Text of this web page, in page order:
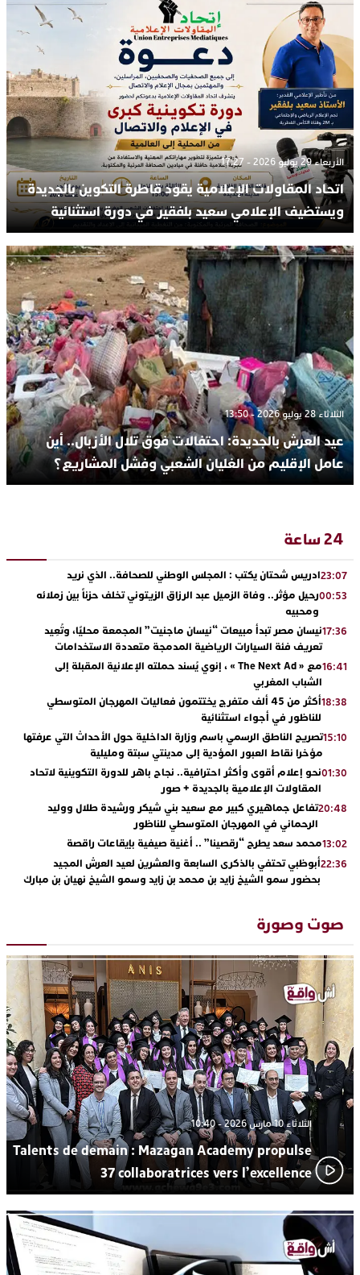
الأربعاء 29 يوليو 2026 - 17:27
اتحاد المقاولات الإعلامية يقود قاطرة التكوين بالجديدة
ويستضيف الإعلامي سعيد بلفقير في دورة استثنائية
الثلاثاء 28 يوليو 2026 - 13:50
عيد العرش بالجديدة: احتفالات فوق تلال الأزبال.. أين
عامل الإقليم من الغليان الشعبي وفشل المشاريع؟
24 ساعة
23:07ادريس شحتان يكتب : المجلس الوطني للصحافة.. الذي نريد
00:53رحيل مؤثر.. وفاة الزميل عبد الرزاق الزيتوني تخلف حزناً بين زملائه
ومحبيه
17:36نيسان مصر تبدأ مبيعات “نيسان ماجنيت” المجمعة محليًا، وتُعِيد
تعريف فئة السيارات الرياضية المدمجة متعددة الاستخدامات
16:41
مع « The Next Ad » ، إنوي يُسند حملته الإعلانية المقبلة إلى
الشباب المغربي
18:38
أكثر من 45 ألف متفرج يختتمون فعاليات المهرجان المتوسطي
للناظور في أجواء استثنائية
15:10تصريح الناطق الرسمي باسم وزارة الداخلية حول الأحداث التي عرفتها
مؤخرا نقاط العبور المؤدية إلى مدينتي سبتة ومليلية
01:30نحو إعلام أقوى وأكثر احترافية.. نجاح باهر للدورة التكوينية لاتحاد
المقاولات الإعلامية بالجديدة + صور
20:48تفاعل جماهيري كبير مع سعيد بني شيكر ورشيدة طلال ووليد
الرحماني في المهرجان المتوسطي للناظور
13:02محمد سعد يطرح “رقصينا” .. أغنية صيفية بإيقاعات راقصة
22:36أبوظبي تحتفي بالذكرى السابعة والعشرين لعيد العرش المجيد
بحضور سمو الشيخ زايد بن محمد بن زايد وسمو الشيخ نهيان بن مبارك
“كوفرة فالغيس”
19:11يقظة أمنية تنهي كابوس الفتاة القاصر: كواليس مثيرة لعملية تحرير
17:27 اتحاد المقاولات الإعلامية يقود قاطرة التكوين بالجديدة ويستضيف
الإعلامي سعيد بلفقير في دورة استثنائية
23:18ترسيخا لثقافة ترشيد الموارد المائية.. اختتام فعاليات النسخة الثانية
من “القرية الذكية للماء” بمركز الاصطياف ببوزنيقة
صوت وصورة
الثلاثاء 10 مارس 2026 - 10:40
Talents de demain : Mazagan Academy propulse
37 collaboratrices vers l’excellence